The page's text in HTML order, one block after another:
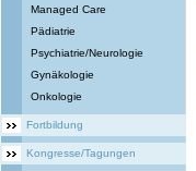
Managed Care
Pädiatrie
Psychiatrie/Neurologie
Gynäkologie
Onkologie
Fortbildung
Kongresse/Tagungen